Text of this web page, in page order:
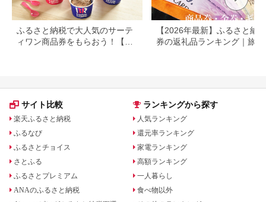
ふるさと納税で大人気のサーテ
ィワン商品券をもらおう！【静
【2026年最新】ふるさと納
券の返礼品ランキング｜旅行
サイト比較
楽天ふるさと納税
ふるなび
ふるさとチョイス
さとふる
ふるさとプレミアム
ANAのふるさと納税
ランキングから探す
人気ランキング
還元率ランキング
家電ランキング
高額ランキング
一人暮らし
食べ物以外